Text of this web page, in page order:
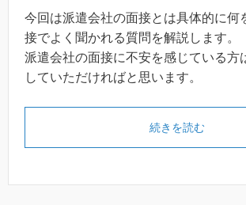
今回は派遣会社の面接とは具体的に何
接でよく聞かれる質問を解説します。
派遣会社の面接に不安を感じている方
していただければと思います。
続きを読む